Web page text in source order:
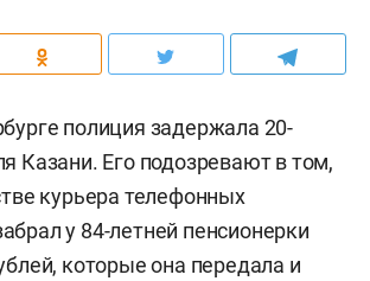
полиция задержала 20-
Казани. Его подозревают в том,
курьера телефонных
у 84-летней пенсионерки
которые она передала и